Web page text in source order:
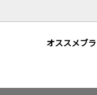
オススメブ